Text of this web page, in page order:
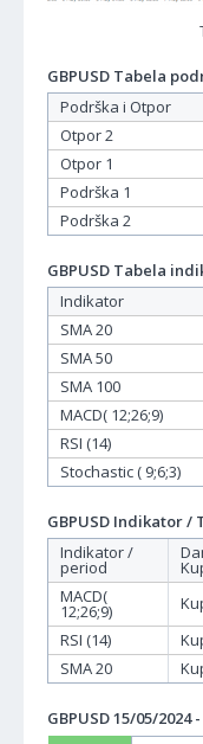
GBPUSD Tabela
Podrška i Otpor
Otpor 2
Otpor 1
Podrška 1
Podrška 2
GBPUSD Tabela
Indikator
SMA 20
SMA 50
SMA 100
MACD( 12;26;9)
RSI (14)
Stochastic ( 9;6;3)
GBPUSD Indikator /
Indikator /
period
MACD(
12;26;9)
RSI (14)
SMA 20
GBPUSD 15/05/2024